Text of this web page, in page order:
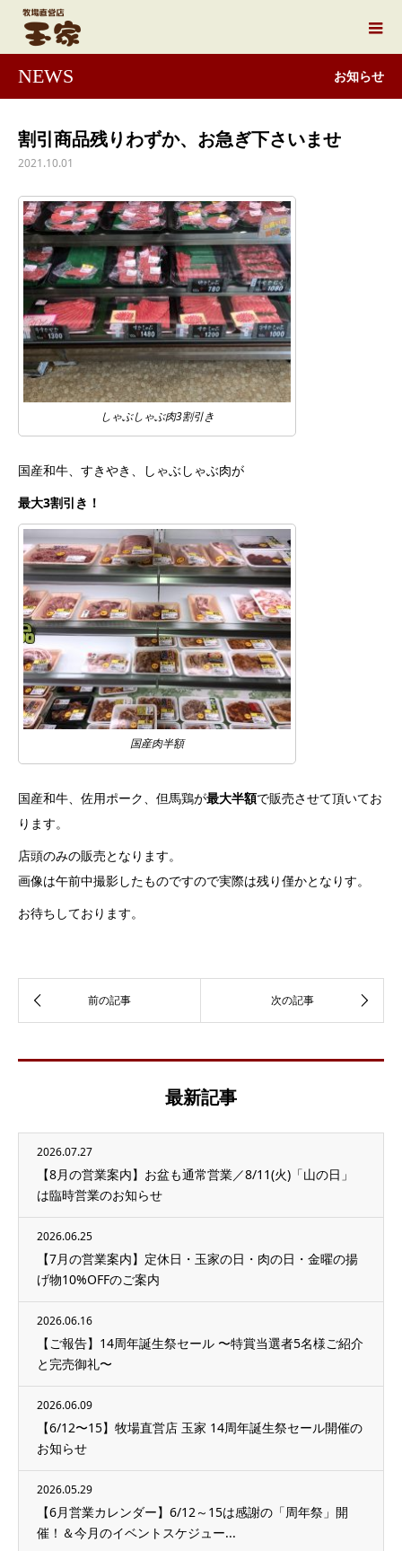
NEWS お知らせ
割引商品残りわずか、お急ぎ下さいませ
2021.10.01
しゃぶしゃぶ肉3割引き
国産和牛、すきやき、しゃぶしゃぶ肉が
最大3割引き！
国産肉半額
国産和牛、佐用ポーク、但馬鶏が最大半額で販売させて頂いてお
ります。
店頭のみの販売となります。
画像は午前中撮影したものですので実際は残り僅かとなりす。
お待ちしております。
最新記事
2026.07.27
【8月の営業案内】お盆も通常営業／8/11(火)「山の日」
は臨時営業のお知らせ
2026.06.25
【7月の営業案内】定休日・玉家の日・肉の日・金曜の揚
げ物10%OFFのご案内
2026.06.16
【ご報告】14周年誕生祭セール 〜特賞当選者5名様ご紹介
と完売御礼〜
2026.06.09
【6/12〜15】牧場直営店 玉家 14周年誕生祭セール開催の
お知らせ
2026.05.29
【6月営業カレンダー】6/12～15は感謝の「周年祭」開
催！＆今月のイベントスケジュー...